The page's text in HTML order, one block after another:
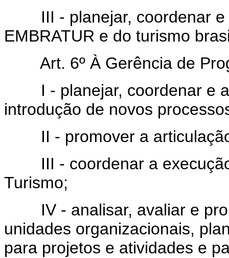
III - planejar, coordenar e
EMBRATUR e do turismo
Art. 6º À Gerência de
I - planejar, coordenar e
introdução de novos
II - promover a articulação
III - coordenar a execução
Turismo;
IV - analisar, avaliar e
unidades organizacionais,
para projetos e atividades e